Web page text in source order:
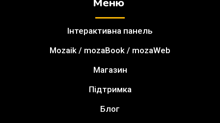
Меню
Інтерактивна панель
Mozaik / mozaBook / mozaWeb
Магазин
Підтримка
Блог